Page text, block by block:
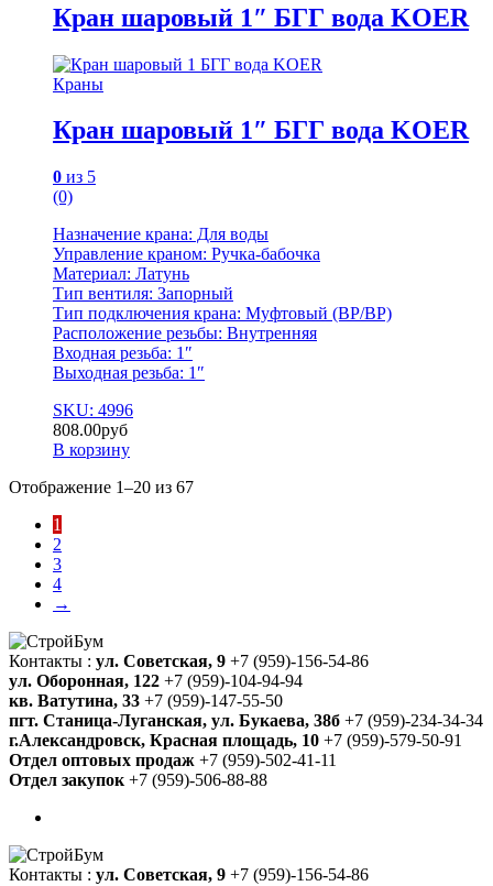
Кран шаровый 1″ БГГ вода KOER
Краны
Кран шаровый 1″ БГГ вода KOER
0 из 5
(0)
Назначение крана: Для воды
Управление краном: Ручка-бабочка
Материал: Латунь
Тип вентиля: Запорный
Тип подключения крана: Муфтовый (BР/BР)
Расположение резьбы: Внутренняя
Входная резьба: 1″
Выходная резьба: 1″
SKU: 4996
808.00руб
В корзину
Отображение 1–20 из 67
1
2
3
4
→
Контакты : ул. Советская, 9 +7 (959)-156-54-86
ул. Оборонная, 122 +7 (959)-104-94-94
кв. Ватутина, 33 +7 (959)-147-55-50
пгт. Станица-Луганская, ул. Букаева, 38б +7 (959)-234-34-34
г.Александровск, Красная площадь, 10 +7 (959)-579-50-91
Отдел оптовых продаж +7 (959)-502-41-11
Отдел закупок +7 (959)-506-88-88
Контакты : ул. Советская, 9 +7 (959)-156-54-86